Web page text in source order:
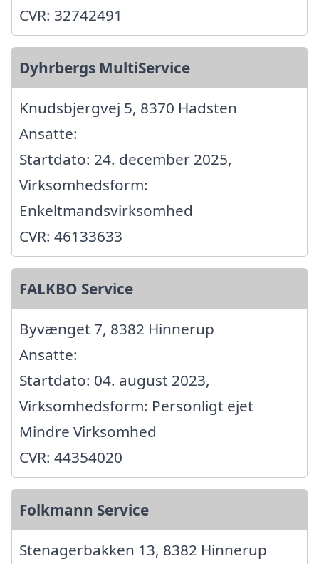
CVR: 32742491
Dyhrbergs MultiService
Knudsbjergvej 5, 8370 Hadsten
Ansatte:
Startdato: 24. december 2025,
Virksomhedsform:
Enkeltmandsvirksomhed
CVR: 46133633
FALKBO Service
Byvænget 7, 8382 Hinnerup
Ansatte:
Startdato: 04. august 2023,
Virksomhedsform: Personligt ejet
Mindre Virksomhed
CVR: 44354020
Folkmann Service
Stenagerbakken 13, 8382 Hinnerup